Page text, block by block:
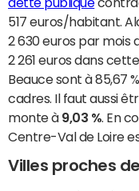
517 euros/habitant.
2 630 euros par mois
2 261 euros dans
Beauce sont à 85,67
cadres. Il faut aussi
monte à 9,03 % . En
Centre-Val de Loire
Villes proches